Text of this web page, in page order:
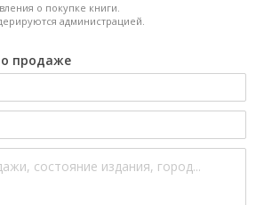
о покупке книги.
администрацией.
продаже